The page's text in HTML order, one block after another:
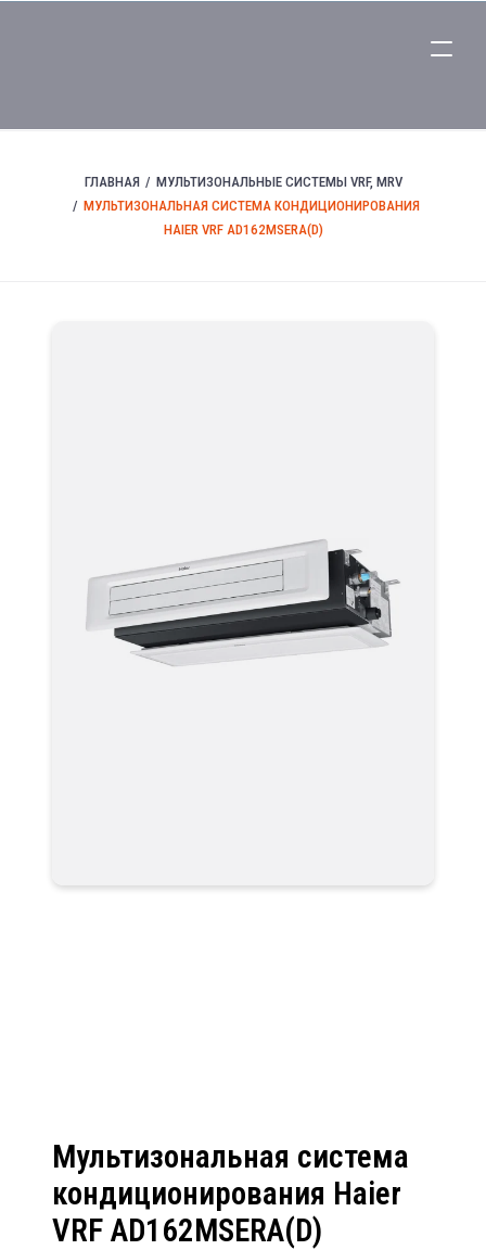
ГЛАВНАЯ
МУЛЬТИЗОНАЛЬНЫЕ СИСТЕМЫ VRF, MRV
МУЛЬТИЗОНАЛЬНАЯ СИСТЕМА КОНДИЦИОНИРОВАНИЯ
HAIER VRF AD162MSERA(D)
Мультизональная система
кондиционирования Haier
VRF AD162MSERA(D)